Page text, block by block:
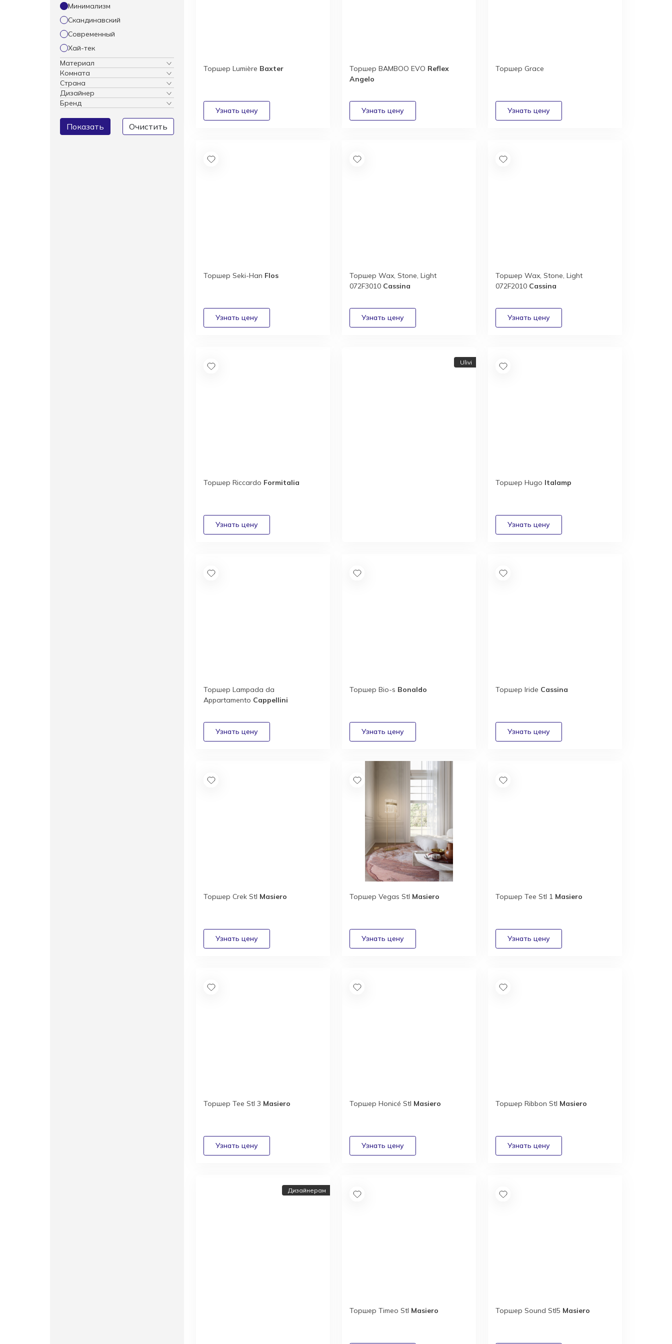
Минимализм
Скандинавский
Современный
Хай-тек
Материал
Комната
Страна
Дизайнер
Бренд
Показать
Торшер Lumière Baxter Торшер BAMBOO EVO Reflex
Angelo
Торшер Grace
Торшер Seki-Han Flos
Торшер Wax, Stone, Light
072F3010 Cassina
Торшер Wax, Stone, Light
072F2010 Cassina
Торшер Riccardo Formitalia
Ulivi
Торшер Hugo Italamp
Торшер Lampada da
Appartamento Cappellini
Торшер Bio-s Bonaldo Торшер Iride Cassina
Торшер Crek Stl Masiero Торшер Vegas Stl Masiero Торшер Tee Stl 1 Masiero
Торшер Tee Stl 3 Masiero Торшер Honicé Stl Masiero Торшер Ribbon Stl Masiero
Дизайнерам
Торшер Timeo Stl Masiero Торшер Sound Stl5 Masiero